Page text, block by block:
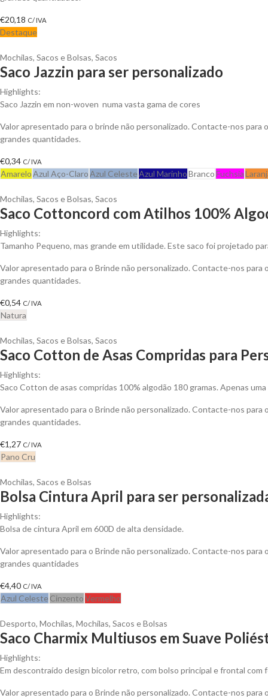
€20,18 C/ IVA
Destaque
Mochilas, Sacos e Bolsas, Sacos
Saco Jazzin para ser personalizado
Highlights:
Saco Jazzin em non-woven numa vasta gama de cores
Valor apresentado para o brinde não personalizado. Contacte-nos para
grandes quantidades.
€0,34 C/ IVA
AmareloAzul Aço-ClaroAzul CelesteAzul MarinhoBrancoFuchsia
Mochilas, Sacos e Bolsas, Sacos
Saco Cottoncord com Atilhos 100%
Highlights:
Tamanho Pequeno, mas grande em utilidade. Este saco foi projetado
Valor apresentado para o Brinde não personalizado. Contacte-nos
grandes quantidades.
€0,54 C/ IVA
Natura
Mochilas, Sacos e Bolsas, Sacos
Saco Cotton de Asas Compridas para
Highlights:
Saco Cotton de asas compridas 100% algodão 180 gramas. Apenas
Valor apresentado para o Brinde não personalizado. Contacte-nos
grandes quantidades.
€1,27 C/ IVA
Pano Cru
Mochilas, Sacos e Bolsas
Bolsa Cintura April para ser
Highlights:
Bolsa de cintura April em 600D de alta densidade.
Valor apresentado para o Brinde não personalizado. Contacte-nos
grandes quantidades
€4,40 C/ IVA
Azul Celeste CinzentoVermelho
Desporto, Mochilas, Mochilas, Sacos e Bolsas
Saco Charmix Multiusos em Suave
Highlights:
Em descontraído design bicolor retro, com bolso principal e frontal com
Valor apresentado para o Brinde não personalizado. Contacte-nos